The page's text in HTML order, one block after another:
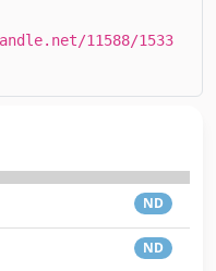
11588/1533
ND
ND